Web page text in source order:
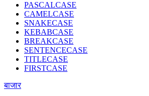
PASCALCASE
CAMELCASE
SNAKECASE
KEBABCASE
BREAKCASE
SENTENCECASE
TITLECASE
FIRSTCASE
बाजार